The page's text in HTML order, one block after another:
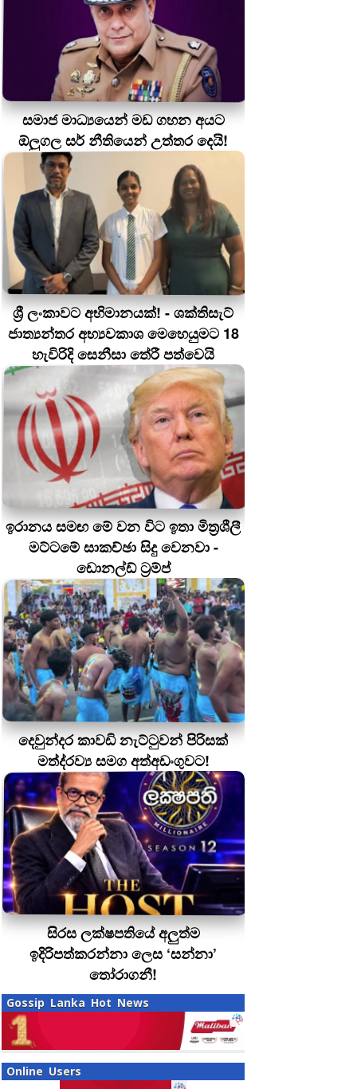
සමාජ මාධ්‍යයෙන් මඩ ගහන අයට
ඕලුගල සර් නීතියෙන් උත්තර දෙයි!
ශ්‍රී ලංකාවට අභිමානයක්! - ශක්තිසැට්
ජාත්‍යන්තර අභ්‍යවකාශ මෙහෙයුමට 18
හැවිරිදි සෙනීසා තේරී පත්වෙයි
ඉරානය සමඟ මේ වන විට ඉතා මිත්‍රශීලී
මට්ටමේ සාකච්ඡා සිදු වෙනවා -
ඩොනල්ඩ් ට්‍රම්ප්
දෙවුන්දර කාවඩි නැට්ටුවන් පිරිසක්
මත්ද‍්‍රව්‍ය සමග අත්අඩංගුවට!
සිරස ලක්ෂපතියේ අලුත්ම
ඉදිරිපත්කරන්නා ලෙස ‘සන්නා’
තෝරාගනී!
Gossip Lanka Hot News
Online Users